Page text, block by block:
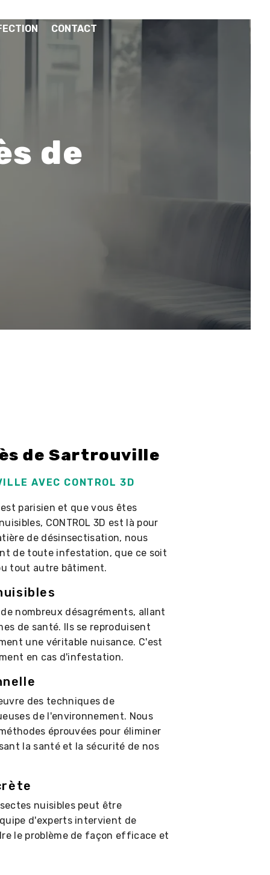
CONTACT
de
de Sartrouville
AVEC CONTROL 3D
parisien et que vous êtes
CONTROL 3D est là pour
de désinsectisation, nous
de toute infestation, que ce soit
tout autre bâtiment.
nombreux désagréments, allant
de santé. Ils se reproduisent
une véritable nuisance. C'est
en cas d'infestation.
des techniques de
de l'environnement. Nous
éprouvées pour éliminer
la santé et la sécurité de nos
nuisibles peut être
d'experts intervient de
le problème de façon efficace et